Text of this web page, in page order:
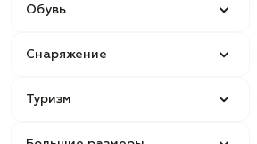
Обувь
Снаряжение
Туризм